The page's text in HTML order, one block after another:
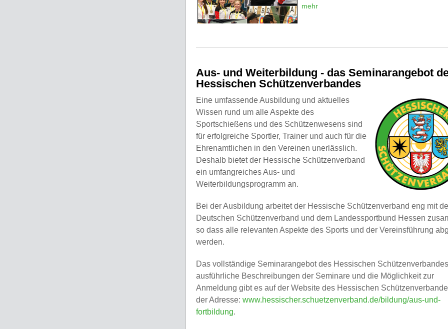
mehr
Aus- und Weiterbildung - das Seminarangebot
Hessischen Schützenverbandes
Eine umfassende Ausbildung und aktuelles
Wissen rund um alle Aspekte des
Sportschießens und des Schützenwesens sind
für erfolgreiche Sportler, Trainer und auch für die
Ehrenamtlichen in den Vereinen unerlässlich.
Deshalb bietet der Hessische Schützenverband
ein umfangreiches Aus- und
Weiterbildungsprogramm an.
Bei der Ausbildung arbeitet der Hessische Schützenverband eng mit
Deutschen Schützenverband und dem Landessportbund Hessen
so dass alle relevanten Aspekte des Sports und der Vereinsführung
werden.
Das vollständige Seminarangebot des Hessischen
ausführliche Beschreibungen der Seminare und die Möglichkeit zur
Anmeldung gibt es auf der Website des Hessischen
der Adresse: www.hessischer.schuetzenverband.de/bildung/aus-und-
fortbildung.